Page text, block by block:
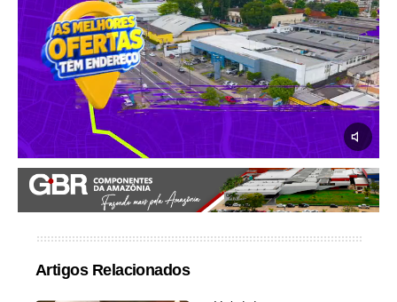
Artigos Relacionados